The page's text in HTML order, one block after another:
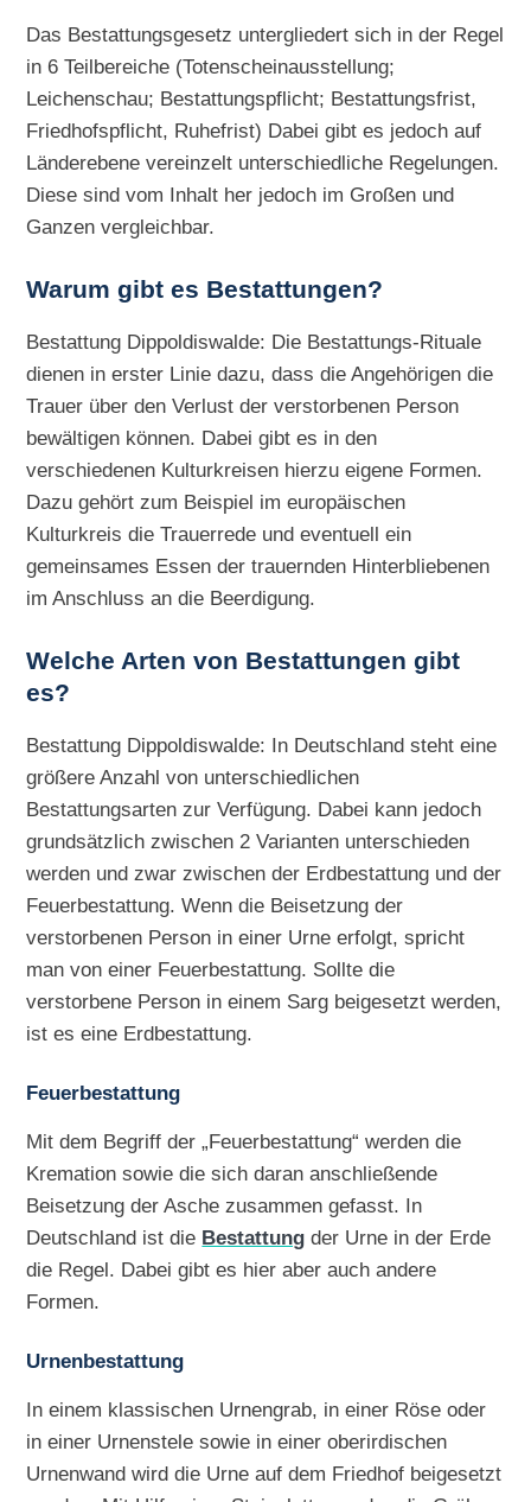
Das Bestattungsgesetz untergliedert sich in der Regel
in 6 Teilbereiche (Totenscheinausstellung;
Leichenschau; Bestattungspflicht; Bestattungsfrist,
Friedhofspflicht, Ruhefrist) Dabei gibt es jedoch auf
Länderebene vereinzelt unterschiedliche Regelungen.
Diese sind vom Inhalt her jedoch im Großen und
Ganzen vergleichbar.
Warum gibt es Bestattungen?
Bestattung Dippoldiswalde: Die Bestattungs-Rituale
dienen in erster Linie dazu, dass die Angehörigen die
Trauer über den Verlust der verstorbenen Person
bewältigen können. Dabei gibt es in den
verschiedenen Kulturkreisen hierzu eigene Formen.
Dazu gehört zum Beispiel im europäischen
Kulturkreis die Trauerrede und eventuell ein
gemeinsames Essen der trauernden Hinterbliebenen
im Anschluss an die Beerdigung.
Welche Arten von Bestattungen gibt
es?
Bestattung Dippoldiswalde: In Deutschland steht eine
größere Anzahl von unterschiedlichen
Bestattungsarten zur Verfügung. Dabei kann jedoch
grundsätzlich zwischen 2 Varianten unterschieden
werden und zwar zwischen der Erdbestattung und der
Feuerbestattung. Wenn die Beisetzung der
verstorbenen Person in einer Urne erfolgt, spricht
man von einer Feuerbestattung. Sollte die
verstorbene Person in einem Sarg beigesetzt werden,
ist es eine Erdbestattung.
Feuerbestattung
Mit dem Begriff der „Feuerbestattung“ werden die
Kremation sowie die sich daran anschließende
Beisetzung der Asche zusammen gefasst. In
Deutschland ist die Bestattung der Urne in der Erde
die Regel. Dabei gibt es hier aber auch andere
Formen.
Urnenbestattung
In einem klassischen Urnengrab, in einer Röse oder
in einer Urnenstele sowie in einer oberirdischen
Urnenwand wird die Urne auf dem Friedhof beigesetzt